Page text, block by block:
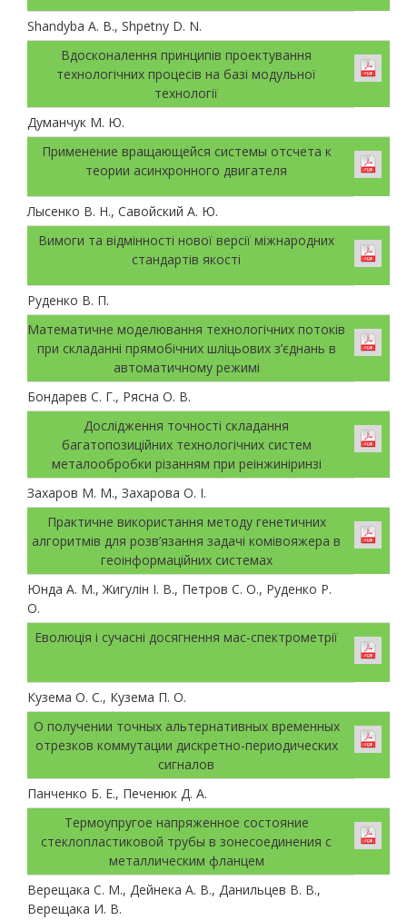
Shandyba A. B., Shpetny D. N.
Вдосконалення принципів проектування
технологічних процесів на базі модульної
технології
Думанчук М. Ю.
Применение вращающейся системы отсчета к
теории асинхронного двигателя
Лысенко В. Н., Савойский А. Ю.
Вимоги та відмінності нової версії міжнародних
стандартів якості
Руденко В. П.
Математичне моделювання технологічних потоків
при складанні прямобічних шліцьових з’єднань в
автоматичному режимі
Бондарев С. Г., Рясна О. В.
Дослідження точності складання
багатопозиційних технологічних систем
металообробки різанням при реінжиніринзі
Захаров М. М., Захарова О. І.
Практичне використання методу генетичних
алгоритмів для розв’язання задачі комівояжера в
геоінформаційних системах
Юнда А. М., Жигулін І. В., Петров С. О., Руденко Р.
О.
Еволюція і сучасні досягнення мас-спектрометрії
Кузема О. С., Кузема П. О.
О получении точных альтернативных временных
отрезков коммутации дискретно-периодических
сигналов
Панченко Б. Е., Печенюк Д. А.
Термоупругое напряженное состояние
стеклопластиковой трубы в зонесоединения с
металлическим фланцем
Верещака С. М., Дейнека А. В., Данильцев В. В.,
Верещака И. В.